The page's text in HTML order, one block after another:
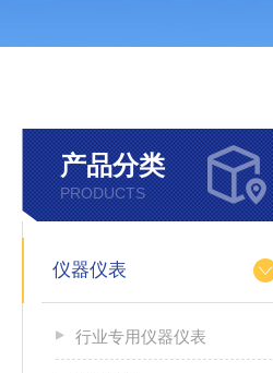
产品分类
PRODUCTS
仪器仪表
行业专用仪器仪表